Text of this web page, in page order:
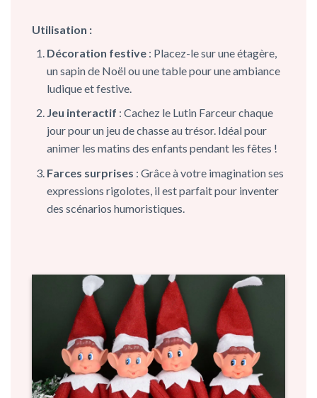
Utilisation :
Décoration festive: Placez-le sur une étagère,
un sapin de Noël ou une table pour une ambiance
ludique et festive.
Jeu interactif : Cachez le Lutin Farceur chaque
jour pour un jeu de chasse au trésor. Idéal pour
animer les matins des enfants pendant les fêtes !
Farces surprises : Grâce à votre imagination ses
expressions rigolotes, il est parfait pour inventer
des scénarios humoristiques.